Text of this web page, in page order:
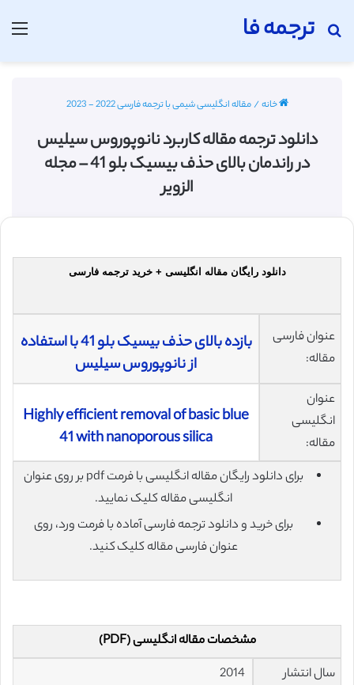
ترجمه فا
جستجو برای
خانه/مقاله انگلیسی شیمی با ترجمه فارسی 2022 - 2023
دانلود ترجمه مقاله کاربرد نانوپوروس سیلیس
در راندمان بالای حذف بیسیک بلو 41 – مجله
الزویر
دانلود رایگان مقاله انگلیسی + خرید ترجمه فارسی
عنوان فارسی
مقاله:
بازده بالای حذف بیسیک بلو 41 با استفاده
از نانوپوروس سیلیس
عنوان
انگلیسی
مقاله:
Highly efficient removal of basic blue
41 with nanoporous silica
برای دانلود رایگان مقاله انگلیسی با فرمت pdf بر روی عنوان
انگلیسی مقاله کلیک نمایید.
برای خرید و دانلود ترجمه فارسی آماده با فرمت ورد، روی
عنوان فارسی مقاله کلیک کنید.
مشخصات مقاله انگلیسی (PDF)
سال انتشار